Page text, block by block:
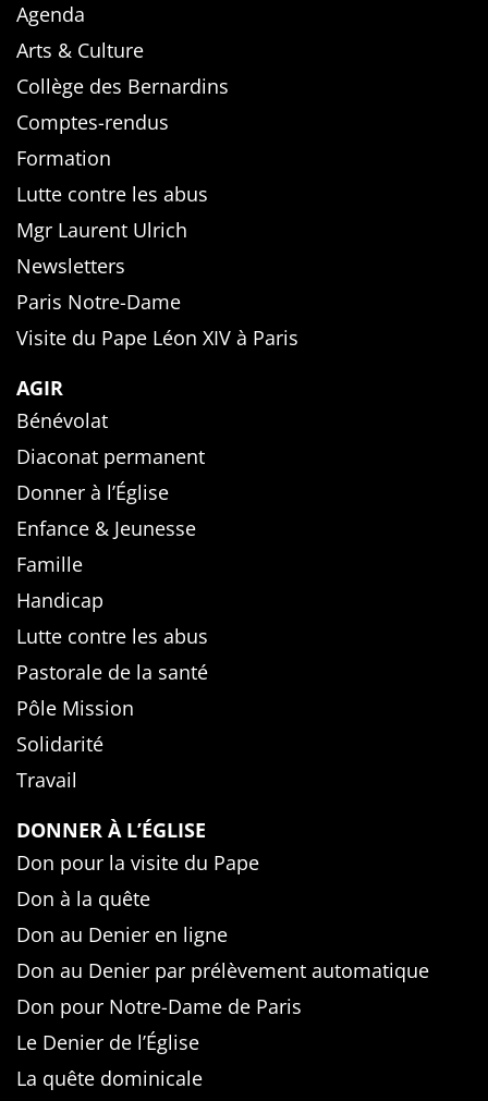
Agenda
Arts & Culture
Collège des Bernardins
Comptes-rendus
Formation
Lutte contre les abus
Mgr Laurent Ulrich
Newsletters
Paris Notre-Dame
Visite du Pape Léon XIV à Paris
AGIR
Bénévolat
Diaconat permanent
Donner à l’Église
Enfance & Jeunesse
Famille
Handicap
Lutte contre les abus
Pastorale de la santé
Pôle Mission
Solidarité
Travail
DONNER À L’ÉGLISE
Don pour la visite du Pape
Don à la quête
Don au Denier en ligne
Don au Denier par prélèvement automatique
Don pour Notre-Dame de Paris
Le Denier de l’Église
La quête dominicale